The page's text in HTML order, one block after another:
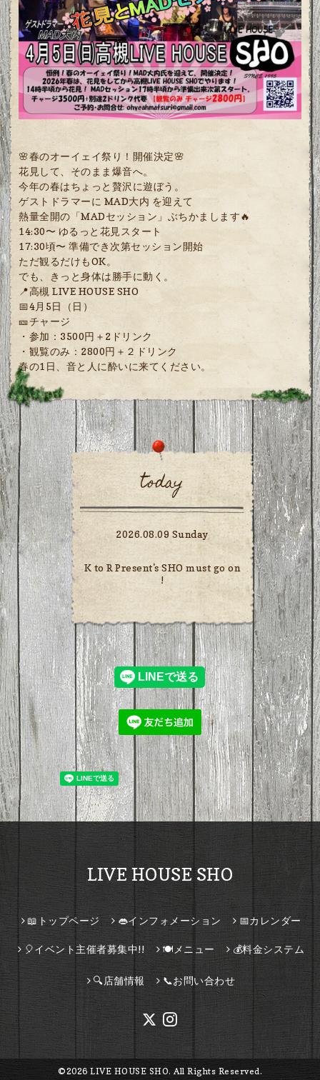
🌸春のオーイェイ祭り！開催決定🌸
花見して、そのまま爆音へ。
今年の春はちょっと贅沢に遊ぼう。
ゲストドラマーに MAD大内 を迎えて
熱量全開の「MADセッション」ぶちかまします🔥
14:30〜 ゆるっと花見スタート
17:30頃〜 準備でき次第セッション開始
ただ観るだけもOK。
でも、きっと身体は勝手に動く。
📍高槻 LIVE HOUSE SHO
📅4月5日（日）
🎫チャージ
・参加：3500円＋2ドリンク
・観覧のみ：2800円＋２ドリンク
春の1日、音と人に酔いに来てください。
today
2026.08.09 Sunday
K to R Present's SHO must go on
!
LIVE HOUSE SHO
📖トップページ 👄インフォメーション 📅カレンダー
🎈イベント主催者募集中!! 🍽️メニュー 💰料金システム
🔍店舗情報 📞お問い合わせ
©2026 LIVE HOUSE SHO. All Rights Reserved.